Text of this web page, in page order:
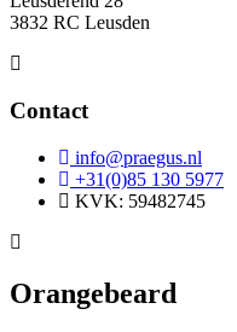
3832 RC Leusden
Contact
info@praegus.nl
+31(0)85 130 5977
KVK: 59482745
Orangebeard